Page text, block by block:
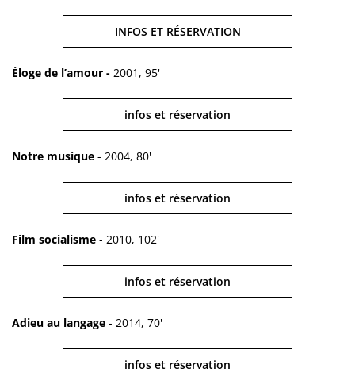
INFOS ET RÉSERVATION
Éloge de l’amour - 2001, 95'
infos et réservation
Notre musique - 2004, 80'
infos et réservation
Film socialisme - 2010, 102'
infos et réservation
Adieu au langage - 2014, 70'
infos et réservation